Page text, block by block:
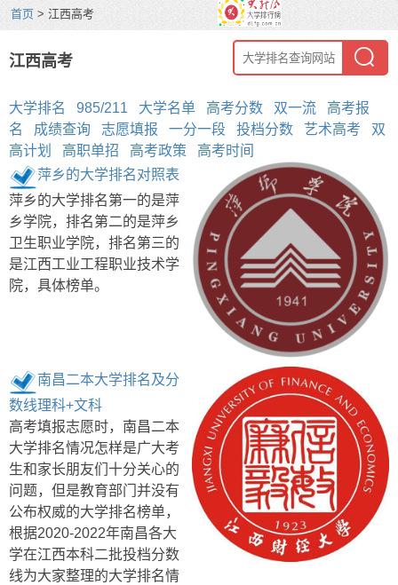
首页 > 江西高考
江西高考
大学排名 985/211 大学名单 高考分数 双一流
高考报
名
成绩查询 志愿填报 一分一段 投档分数 艺术高考
双
高计划
高职单招 高考政策
高考时间
萍乡的大学排名对照表
萍乡的大学排名第一的是萍
乡学院，排名第二的是萍乡
卫生职业学院，排名第三的
是江西工业工程职业技术学
院，具体榜单。
南昌二本大学排名及分
数线理科+文科
高考填报志愿时，南昌二本
大学排名情况怎样是广大考
生和家长朋友们十分关心的
问题，但是教育部门并没有
公布权威的大学排名榜单，
根据2020-2022年南昌各大
学在江西本科二批投档分数
线为大家整理的大学排名情